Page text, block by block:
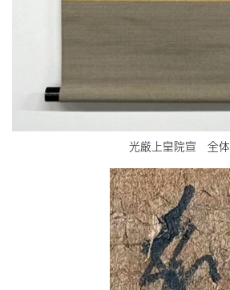
光厳上皇院宣 全体